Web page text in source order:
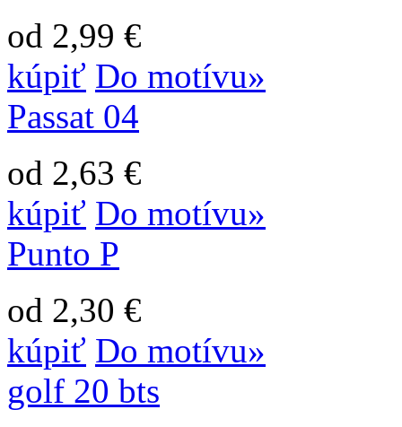
od 2,99 €
kúpiť Do motívu»
Passat 04
od 2,63 €
kúpiť Do motívu»
Punto P
od 2,30 €
kúpiť Do motívu»
golf 20 bts